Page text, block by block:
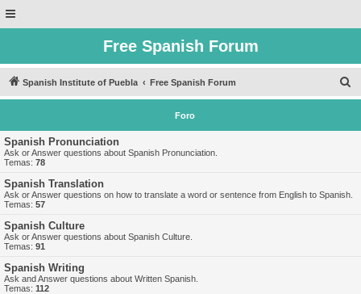
Free Spanish Forum
Spanish Institute of Puebla Free Spanish Forum
u
Foro
Spanish Pronunciation
Ask or Answer questions about Spanish Pronunciation.
Temas: 78
Spanish Translation
Ask or Answer questions on how to translate a word or sentence from English to Spanish.
Temas: 57
Spanish Culture
Ask or Answer questions about Spanish Culture.
Temas: 91
Spanish Writing
Ask and Answer questions about Written Spanish.
Temas: 112